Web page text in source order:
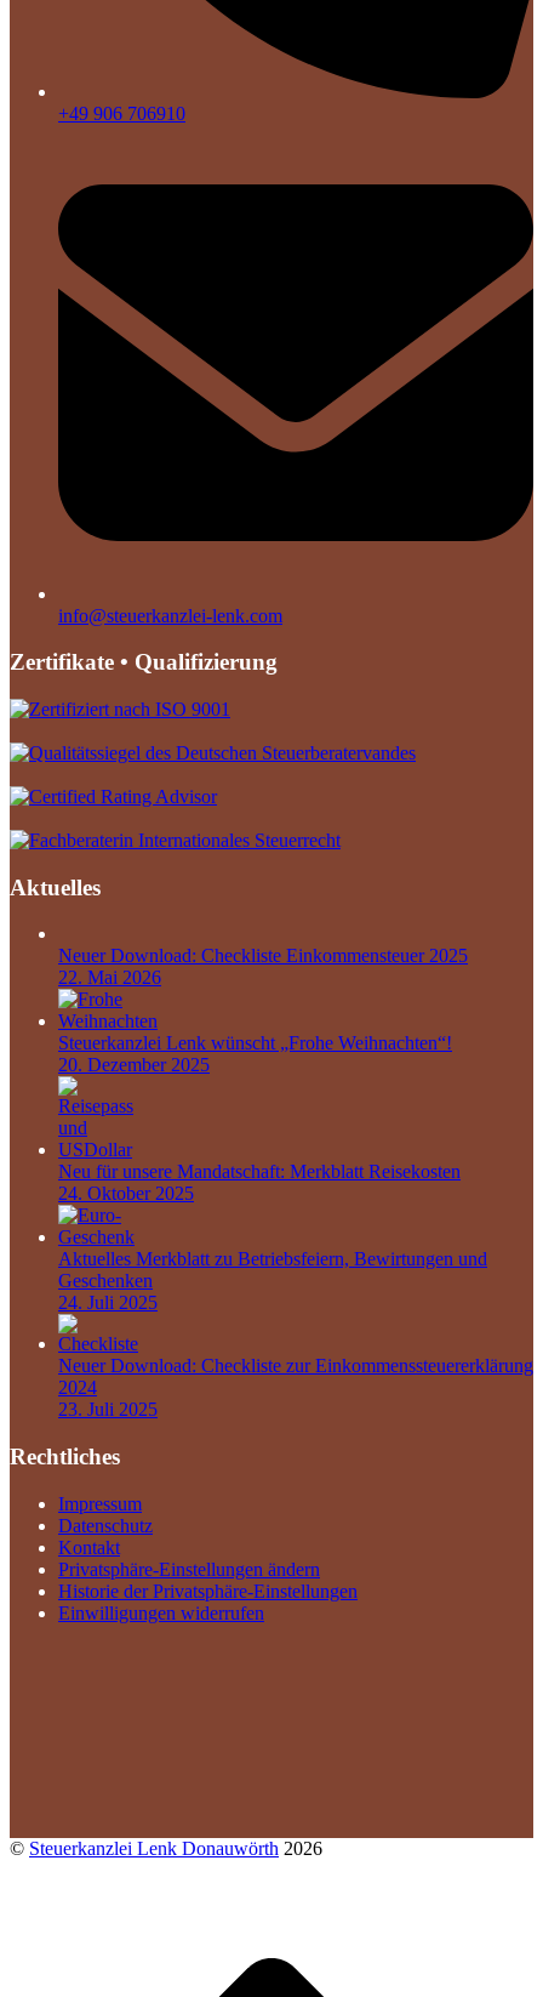
+49 906 706910
info@steuerkanzlei-lenk.com
Zertifikate • Qualifizierung
Aktuelles
Neuer Download: Checkliste Einkommensteuer 2025
22. Mai 2026
Steuerkanzlei Lenk wünscht „Frohe Weihnachten“!
20. Dezember 2025
Neu für unsere Mandatschaft: Merkblatt Reisekosten
24. Oktober 2025
Aktuelles Merkblatt zu Betriebsfeiern, Bewirtungen und
Geschenken
24. Juli 2025
Neuer Download: Checkliste zur Einkommenssteuererklärung
2024
23. Juli 2025
Rechtliches
Impressum
Datenschutz
Kontakt
Privatsphäre-Einstellungen ändern
Historie der Privatsphäre-Einstellungen
Einwilligungen widerrufen
© Steuerkanzlei Lenk Donauwörth 2026